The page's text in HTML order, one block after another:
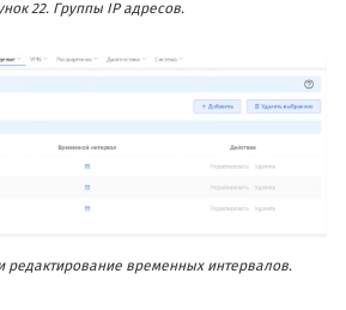
22. Группы IP адресов.
редактирование временных интервалов.